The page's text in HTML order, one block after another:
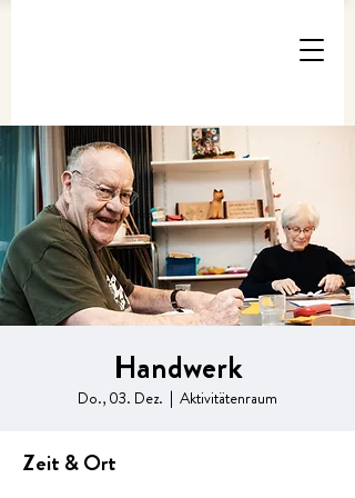
Handwerk
Do., 03. Dez.
  |
Aktivitätenraum
Zeit & Ort